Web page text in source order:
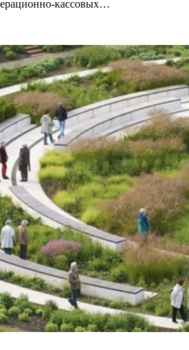
кассовых…